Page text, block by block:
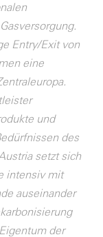
Entry/Exit von
eine
und
des
setzt sich
intensiv mit
auseinander
der